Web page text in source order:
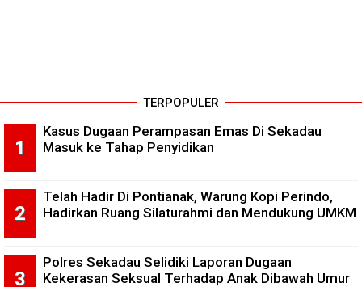
TERPOPULER
Kasus Dugaan Perampasan Emas Di Sekadau
Masuk ke Tahap Penyidikan
Telah Hadir Di Pontianak, Warung Kopi Perindo,
Hadirkan Ruang Silaturahmi dan Mendukung UMKM
Polres Sekadau Selidiki Laporan Dugaan
Kekerasan Seksual Terhadap Anak Dibawah Umur